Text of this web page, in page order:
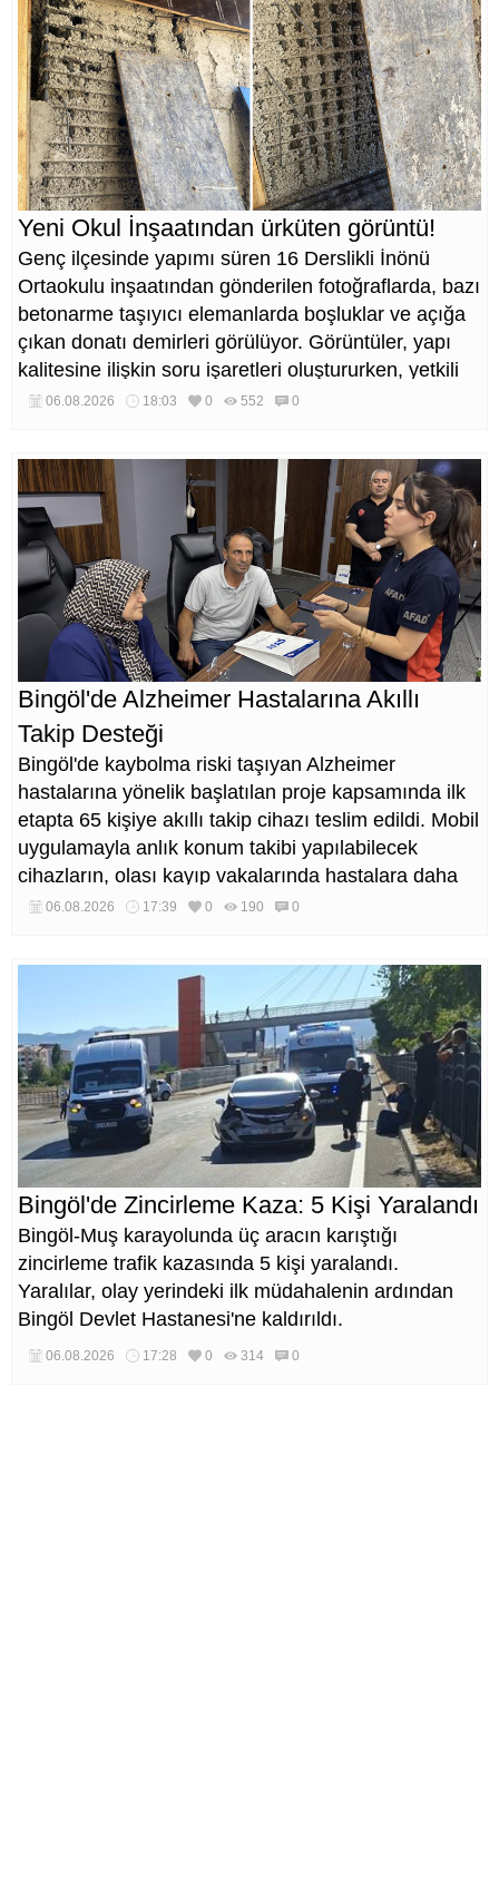
Yeni Okul İnşaatından ürküten görüntü!
Genç ilçesinde yapımı süren 16 Derslikli İnönü
Ortaokulu inşaatından gönderilen fotoğraflarda, bazı
betonarme taşıyıcı elemanlarda boşluklar ve açığa
çıkan donatı demirleri görülüyor. Görüntüler, yapı
kalitesine ilişkin soru işaretleri oluştururken, yetkili
kurumların teknik inceleme yapması çağrısı yapıldı.
06.08.2026 18:03 0 552 0
Bingöl'de Alzheimer Hastalarına Akıllı
Takip Desteği
Bingöl'de kaybolma riski taşıyan Alzheimer
hastalarına yönelik başlatılan proje kapsamında ilk
etapta 65 kişiye akıllı takip cihazı teslim edildi. Mobil
uygulamayla anlık konum takibi yapılabilecek
cihazların, olası kayıp vakalarında hastalara daha
kısa sürede ulaşılmasını sağlaması hedefleniyor.
06.08.2026 17:39 0 190 0
Bingöl'de Zincirleme Kaza: 5 Kişi Yaralandı
Bingöl-Muş karayolunda üç aracın karıştığı
zincirleme trafik kazasında 5 kişi yaralandı.
Yaralılar, olay yerindeki ilk müdahalenin ardından
Bingöl Devlet Hastanesi'ne kaldırıldı.
06.08.2026 17:28 0 314 0